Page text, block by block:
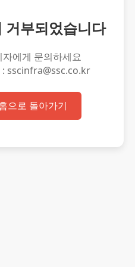
거부되었습니다
자에게 문의하세요
: sscinfra@ssc.co.kr
으로 돌아가기